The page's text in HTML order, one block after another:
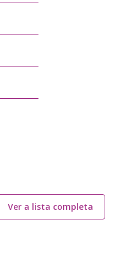
Ver a lista completa